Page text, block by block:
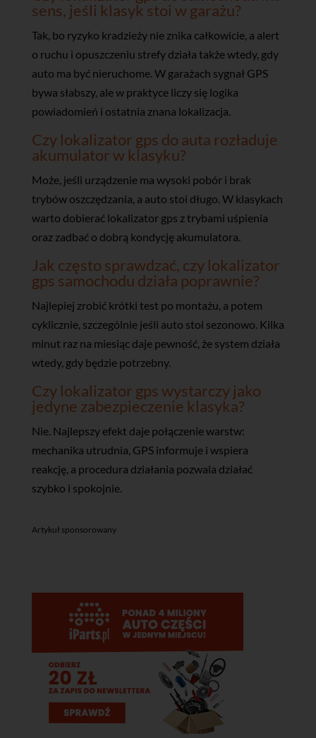
sens, jeśli klasyk stoi w garażu?
Tak, bo ryzyko kradzieży nie znika całkowicie, a alert
o ruchu i opuszczeniu strefy działa także wtedy, gdy
auto ma być nieruchome. W garażach sygnał GPS
bywa słabszy, ale w praktyce liczy się logika
powiadomień i ostatnia znana lokalizacja.
Czy lokalizator gps do auta rozładuje
akumulator w klasyku?
Może, jeśli urządzenie ma wysoki pobór i brak
trybów oszczędzania, a auto stoi długo. W klasykach
warto dobierać lokalizator gps z trybami uśpienia
oraz zadbać o dobrą kondycję akumulatora.
Jak często sprawdzać, czy lokalizator
gps samochodu działa poprawnie?
Najlepiej zrobić krótki test po montażu, a potem
cyklicznie, szczególnie jeśli auto stoi sezonowo. Kilka
minut raz na miesiąc daje pewność, że system działa
wtedy, gdy będzie potrzebny.
Czy lokalizator gps wystarczy jako
jedyne zabezpieczenie klasyka?
Nie. Najlepszy efekt daje połączenie warstw:
mechanika utrudnia, GPS informuje i wspiera
reakcję, a procedura działania pozwala działać
szybko i spokojnie.
Artykuł sponsorowany